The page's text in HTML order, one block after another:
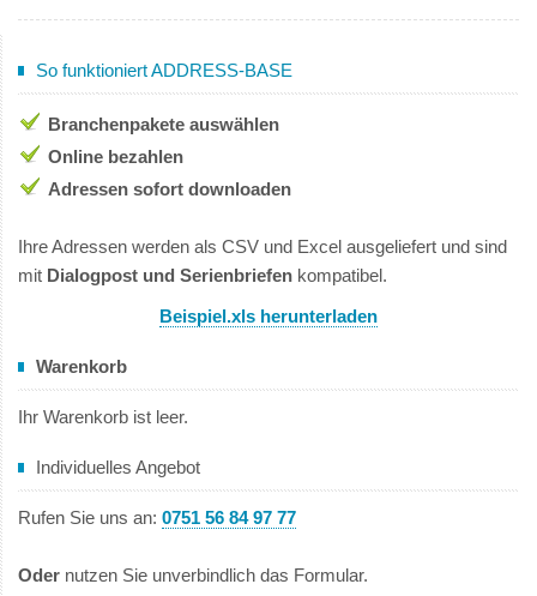
So funktioniert ADDRESS-BASE
Branchenpakete auswählen
Online bezahlen
Adressen sofort downloaden
Ihre Adressen werden als CSV und Excel ausgeliefert und sind
mit Dialogpost und Serienbriefen kompatibel.
Beispiel.xls herunterladen
Warenkorb
Ihr Warenkorb ist leer.
Individuelles Angebot
Rufen Sie uns an: 0751 56 84 97 77
Oder nutzen Sie unverbindlich das Formular.